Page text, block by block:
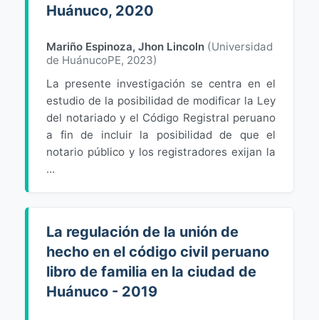
Huánuco, 2020
Mariño Espinoza, Jhon Lincoln (Universidad
de HuánucoPE, 2023)
La presente investigación se centra en el
estudio de la posibilidad de modificar la Ley
del notariado y el Código Registral peruano
a fin de incluir la posibilidad de que el
notario público y los registradores exijan la
...
La regulación de la unión de
hecho en el código civil peruano
libro de familia en la ciudad de
Huánuco - 2019